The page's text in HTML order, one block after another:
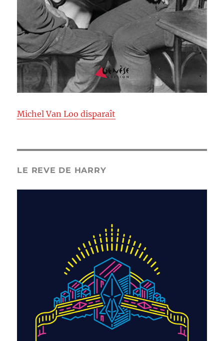
Michel Van Loo disparaît
LE REVE DE HARRY